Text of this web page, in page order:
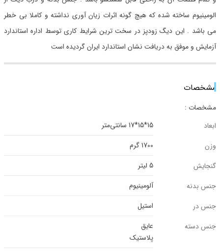
الومینیوم ساخته شده که هیچ گونه اثرات زیان آوری نداشته و کاملا بی خطر
می باشد . این دیگ زودپز در سخت ترین شرایط کاری توسط اداره استاندارد
آزمایش و موفق به دریافت نشان استاندارد ایران گردیده است
مشخصات
مشخصات :
ابعاد
15*15*17 سانتی‌متر
وزن
1700 گرم
گنجایش
5 لیتر
جنس بدنه
آلومینیوم
جنس در
استیل
جنس دسته
عایق
پلاستیک